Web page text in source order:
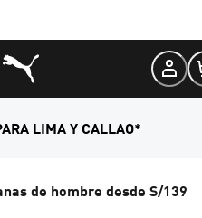
LIMA Y CALLAO*
de hombre desde S/139